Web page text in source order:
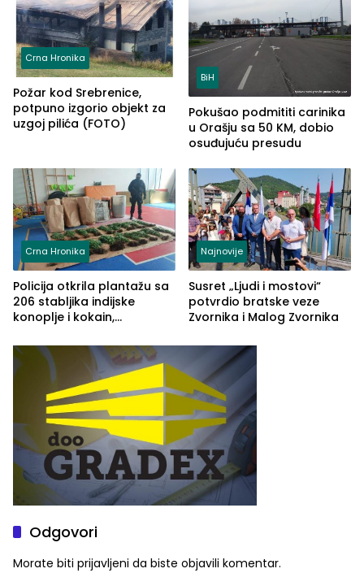
Crna Hronika
Požar kod Srebrenice,
potpuno izgorio objekt za
uzgoj pilića (FOTO)
BiH
Pokušao podmititi carinika
u Orašju sa 50 KM, dobio
osuđujuću presudu
Crna Hronika
Policija otkrila plantažu sa
206 stabljika indijske
konoplje i kokain,
(FOTO)
Najnovije
Susret „Ljudi i mostovi“
potvrdio bratske veze
Zvornika i Malog Zvornika
Odgovori
Morate biti prijavljeni da biste objavili komentar.